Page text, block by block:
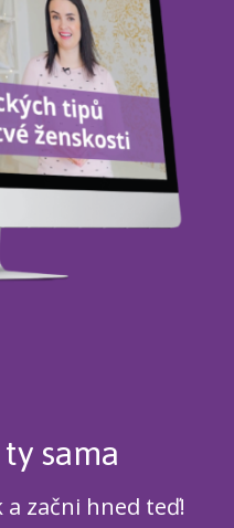
sama
začni hned teď!